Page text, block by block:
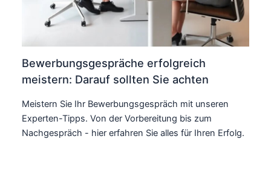
Bewerbungsgespräche erfolgreich
meistern: Darauf sollten Sie achten
Meistern Sie Ihr Bewerbungsgespräch mit unseren
Experten-Tipps. Von der Vorbereitung bis zum
Nachgespräch - hier erfahren Sie alles für Ihren Erfolg.